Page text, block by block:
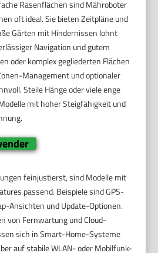
Rasenflächen sind Mähroboter
oft ideal. Sie bieten Zeitpläne und
Gärten mit Hindernissen lohnt
Navigation und gutem
oder komplex gegliederten Flächen
Management und optionaler
Steile Hänge oder viele enge
mit hoher Steigfähigkeit und
feinjustierst, sind Modelle mit
passend. Beispiele sind GPS-
Ansichten und Update-Optionen.
von Fernwartung und Cloud-
sich in Smart-Home-Systeme
auf stabile WLAN- oder Mobilfunk-